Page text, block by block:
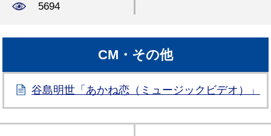
5694
CM・その他
谷島明世「あかね恋（ミュージックビデオ）」